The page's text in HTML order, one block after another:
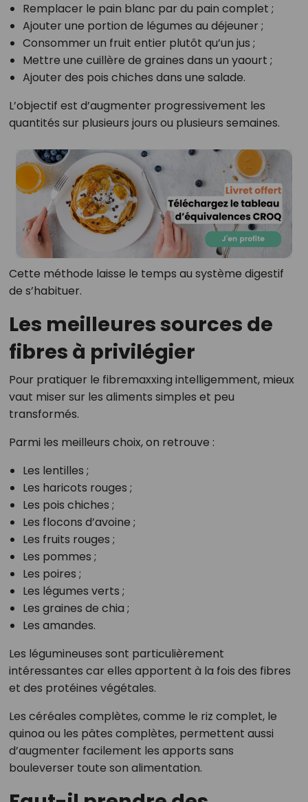
Remplacer le pain blanc par du pain complet ;
Ajouter une portion de légumes au déjeuner ;
Consommer un fruit entier plutôt qu’un jus ;
Mettre une cuillère de graines dans un yaourt ;
Ajouter des pois chiches dans une salade.
L’objectif est d’augmenter progressivement les
quantités sur plusieurs jours ou plusieurs semaines.
Cette méthode laisse le temps au système digestif
de s’habituer.
Les meilleures sources de
fibres à privilégier
Pour pratiquer le fibremaxxing intelligemment, mieux
vaut miser sur les aliments simples et peu
transformés.
Parmi les meilleurs choix, on retrouve :
Les lentilles ;
Les haricots rouges ;
Les pois chiches ;
Les flocons d’avoine ;
Les fruits rouges ;
Les pommes ;
Les poires ;
Les légumes verts ;
Les graines de chia ;
Les amandes.
Les légumineuses sont particulièrement
intéressantes car elles apportent à la fois des fibres
et des protéines végétales.
Les céréales complètes, comme le riz complet, le
quinoa ou les pâtes complètes, permettent aussi
d’augmenter facilement les apports sans
bouleverser toute son alimentation.